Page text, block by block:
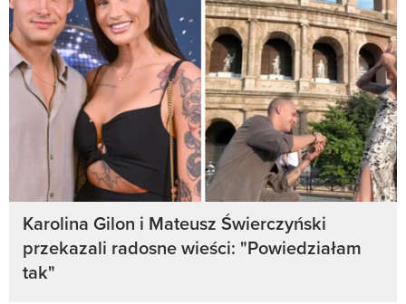
Karolina Gilon i Mateusz Świerczyński
przekazali radosne wieści: "Powiedziałam
tak"